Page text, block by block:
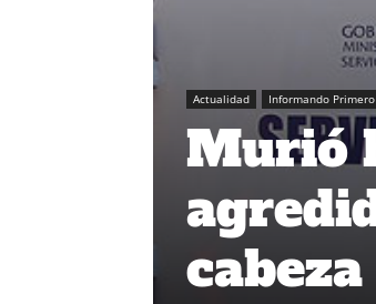
Actualidad Informando Primero
Murió